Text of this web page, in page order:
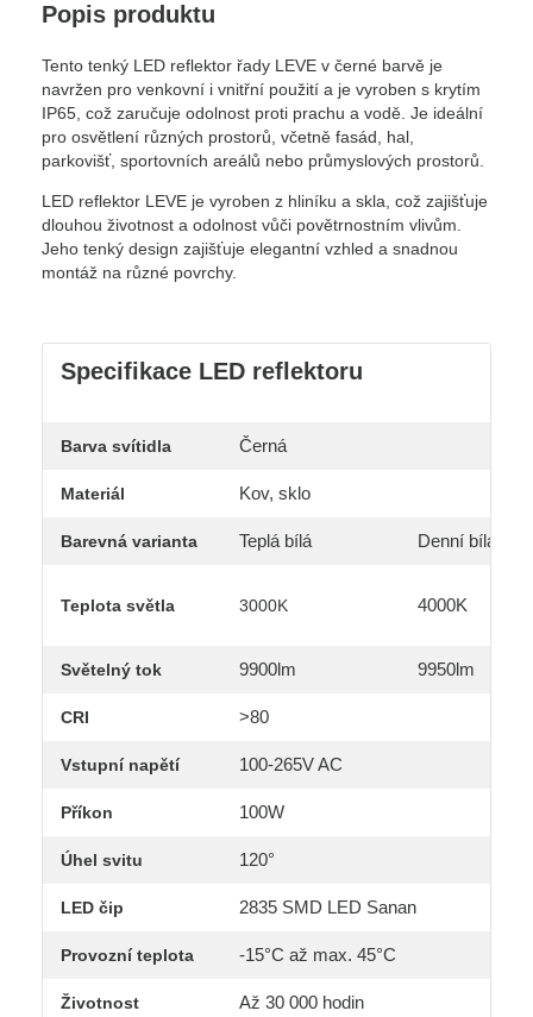
Popis produktu
Tento tenký LED reflektor řady LEVE v černé barvě je
navržen pro venkovní i vnitřní použití a je vyroben s krytím
IP65, což zaručuje odolnost proti prachu a vodě. Je ideální
pro osvětlení různých prostorů, včetně fasád, hal,
parkovišť, sportovních areálů nebo průmyslových prostorů.
LED reflektor LEVE je vyroben z hliníku a skla, což zajišťuje
dlouhou životnost a odolnost vůči povětrnostním vlivům.
Jeho tenký design zajišťuje elegantní vzhled a snadnou
montáž na různé povrchy.
Specifikace LED reflektoru
Barva svítidla Černá
Materiál Kov, sklo
Barevná varianta Teplá bílá Denní bílá
Teplota světla 3000K 4000K
Světelný tok 9900lm 9950lm
CRI >80
Vstupní napětí 100-265V AC
Příkon 100W
Úhel svitu 120°
LED čip 2835 SMD LED Sanan
Provozní teplota -15°C až max. 45°C
Životnost Až 30 000 hodin